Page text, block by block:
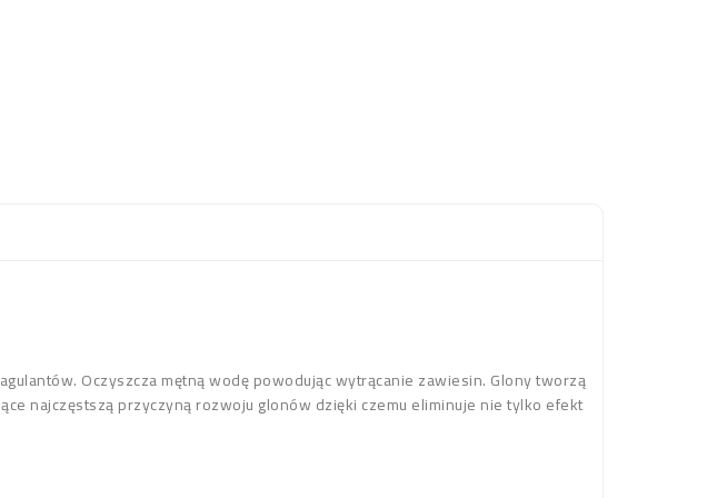
Oczyszcza mętną wodę powodując wytrącanie zawiesin. Glony tworzą
najczęstszą przyczyną rozwoju glonów dzięki czemu eliminuje nie tylko efekt